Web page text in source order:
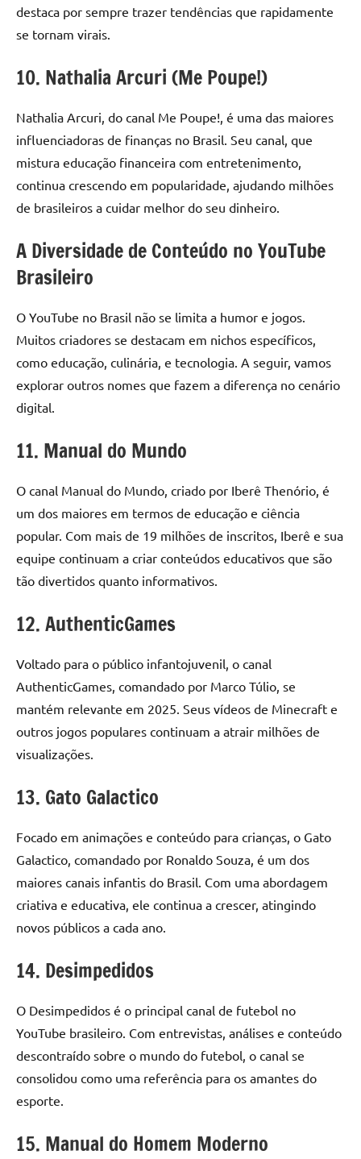
destaca por sempre trazer tendências que rapidamente
se tornam virais.
10. Nathalia Arcuri (Me Poupe!)
Nathalia Arcuri, do canal Me Poupe!, é uma das maiores
influenciadoras de finanças no Brasil. Seu canal, que
mistura educação financeira com entretenimento,
continua crescendo em popularidade, ajudando milhões
de brasileiros a cuidar melhor do seu dinheiro.
A Diversidade de Conteúdo no YouTube
Brasileiro
O YouTube no Brasil não se limita a humor e jogos.
Muitos criadores se destacam em nichos específicos,
como educação, culinária, e tecnologia. A seguir, vamos
explorar outros nomes que fazem a diferença no cenário
digital.
11. Manual do Mundo
O canal Manual do Mundo, criado por Iberê Thenório, é
um dos maiores em termos de educação e ciência
popular. Com mais de 19 milhões de inscritos, Iberê e sua
equipe continuam a criar conteúdos educativos que são
tão divertidos quanto informativos.
12. AuthenticGames
Voltado para o público infantojuvenil, o canal
AuthenticGames, comandado por Marco Túlio, se
mantém relevante em 2025. Seus vídeos de Minecraft e
outros jogos populares continuam a atrair milhões de
visualizações.
13. Gato Galactico
Focado em animações e conteúdo para crianças, o Gato
Galactico, comandado por Ronaldo Souza, é um dos
maiores canais infantis do Brasil. Com uma abordagem
criativa e educativa, ele continua a crescer, atingindo
novos públicos a cada ano.
14. Desimpedidos
O Desimpedidos é o principal canal de futebol no
YouTube brasileiro. Com entrevistas, análises e conteúdo
descontraído sobre o mundo do futebol, o canal se
consolidou como uma referência para os amantes do
esporte.
15. Manual do Homem Moderno